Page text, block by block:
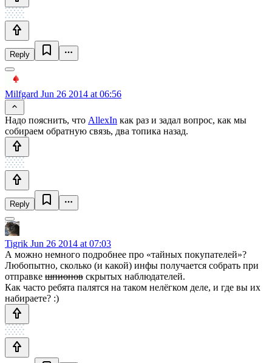
Reply
Milfgard Jun 26 2014 at 06:56
Надо пояснить, что AllexIn как раз и задал вопрос, как мы
собираем обратную связь, два топика назад.
Reply
Tigrik Jun 26 2014 at 07:03
А можно немного подробнее про «тайных покупателей»?
Любопытно, сколько (и какой) инфы получается собрать при
отправке шпионов скрытых наблюдателей.
Как часто ребята палятся на таком нелёгком деле, и где вы их
набираете? :)